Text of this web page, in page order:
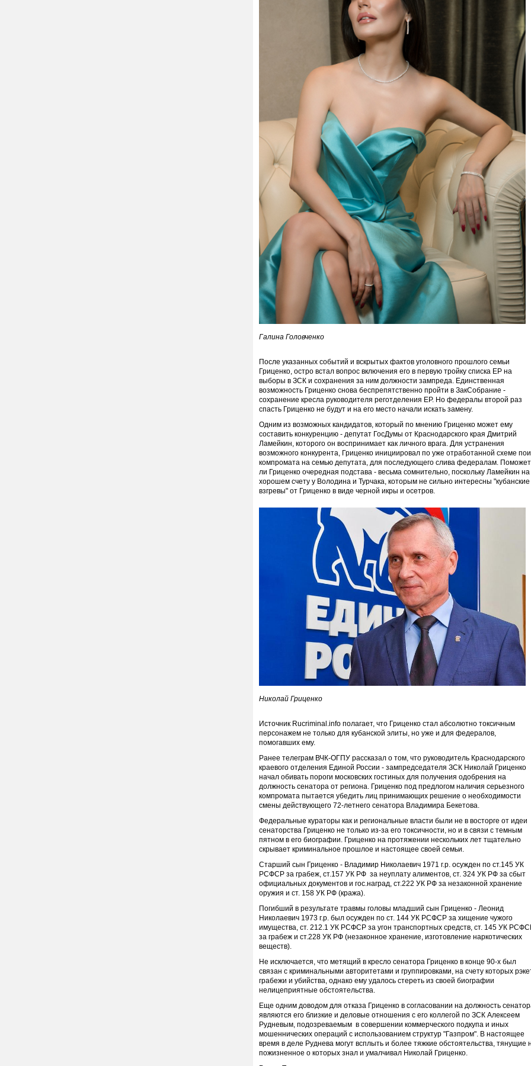
Галина Головченко
После указанных событий и вскрытых фактов уголовного прошлого семьи
Гриценко, остро встал вопрос включения его в первую тройку списка ЕР на
выборы в ЗСК и сохранения за ним должности зампреда. Единственная
возможность Гриценко снова беспрепятственно пройти в ЗакСобрание -
сохранение кресла руководителя реготделения ЕР. Но федералы второй раз
спасть Гриценко не будут и на его место начали искать замену.
Одним из возможных кандидатов, который по мнению Гриценко может ему
составить конкуренцию - депутат ГосДумы от Краснодарского края Дмитрий
Ламейкин, которого он воспринимает как личного врага. Для устранения
возможного конкурента, Гриценко инициировал по уже отработанной схеме
компромата на семью депутата, для последующего слива федералам. Поможет
ли Гриценко очередная подстава - весьма сомнительно, поскольку Ламейкин на
хорошем счету у Володина и Турчака, которым не сильно интересны "кубанские
взгревы" от Гриценко в виде черной икры и осетров.
Николай Гриценко
Источник Rucriminal.info полагает, что Гриценко стал абсолютно токсичным
персонажем не только для кубанской элиты, но уже и для федералов,
помогавших ему.
Ранее телеграм ВЧК-ОГПУ рассказал о том, что руководитель Краснодарского
краевого отделения Единой России - зампредседателя ЗСК Николай Гриценко
начал обивать пороги московских гостиных для получения одобрения на
должность сенатора от региона. Гриценко под предлогом наличия серьезного
компромата пытается убедить лиц принимающих решение о необходимости
смены действующего 72-летнего сенатора Владимира Бекетова.
Федеральные кураторы как и региональные власти были не в восторге от идеи
сенаторства Гриценко не только из-за его токсичности, но и в связи с темным
пятном в его биографии. Гриценко на протяжении нескольких лет тщательно
скрывает криминальное прошлое и настоящее своей семьи.
Старший сын Гриценко - Владимир Николаевич 1971 г.р. осужден по ст.145 УК
РСФСР за грабеж, ст.157 УК РФ за неуплату алиментов, ст. 324 УК РФ за сбыт
официальных документов и гос.наград, ст.222 УК РФ за незаконной хранение
оружия и ст. 158 УК РФ (кража).
Погибший в результате травмы головы младший сын Гриценко - Леонид
Николаевич 1973 г.р. был осужден по ст. 144 УК РСФСР за хищение чужого
имущества, ст. 212.1 УК РСФСР за угон транспортных средств, ст. 145 УК
за грабеж и ст.228 УК РФ (незаконное хранение, изготовление наркотических
веществ).
Не исключается, что метящий в кресло сенатора Гриценко в конце 90-х был
связан с криминальными авторитетами и группировками, на счету которых
грабежи и убийства, однако ему удалось стереть из своей биографии
нелицеприятные обстоятельства.
Еще одним доводом для отказа Гриценко в согласовании на должность
являются его близкие и деловые отношения с его коллегой по ЗСК Алексеем
Рудневым, подозреваемым в совершении коммерческого подкупа и иных
мошеннических операций с использованием структур "Газпром". В настоящее
время в деле Руднева могут всплыть и более тяжкие обстоятельства, тянущие
пожизненное о которых знал и умалчивал Николай Гриценко.